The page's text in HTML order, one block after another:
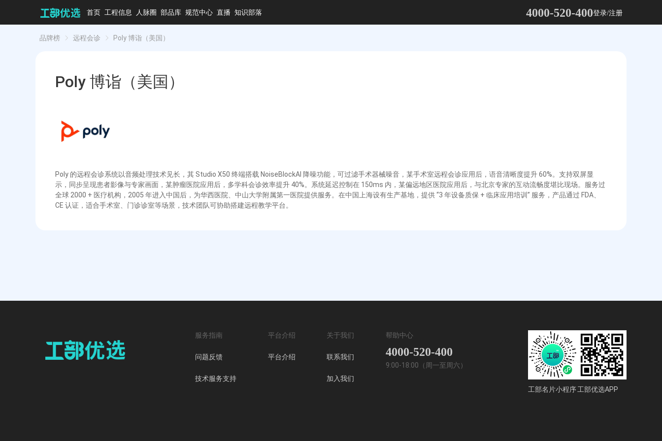
首页 工程信息 人脉圈 部品库 规范中心 直播 知识部落 4000-520-400登录/注册
品牌榜 远程会诊 Poly 博诣（美国）
Poly 博诣（美国）
Poly 的远程会诊系统以音频处理技术见长，其 Studio X50 终端搭载 NoiseBlockAI 降噪功能，可过滤手术器械噪音，某手术室远程会诊应用后，语音清晰度提升 60%。支持双屏显
示，同步呈现患者影像与专家画面，某肿瘤医院应用后，多学科会诊效率提升 40%。系统延迟控制在 150ms 内，某偏远地区医院应用后，与北京专家的互动流畅度堪比现场。服务过
全球 2000 + 医疗机构，2005 年进入中国后，为华西医院、中山大学附属第一医院提供服务。在中国上海设有生产基地，提供 “3 年设备质保 + 临床应用培训” 服务，产品通过 FDA、
CE 认证，适合手术室、门诊诊室等场景，技术团队可协助搭建远程教学平台。
服务指南
问题反馈
技术服务支持
平台介绍
平台介绍
关于我们
联系我们
加入我们
帮助中心
4000-520-400
9:00-18:00（周一至周六）
工部名片小程序工部优选APP